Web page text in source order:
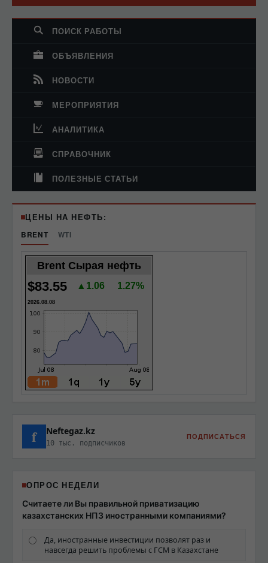
ПОИСК РАБОТЫ
ОБЪЯВЛЕНИЯ
НОВОСТИ
МЕРОПРИЯТИЯ
АНАЛИТИКА
СПРАВОЧНИК
ПОЛЕЗНЫЕ СТАТЬИ
ЦЕНЫ НА НЕФТЬ:
BRENT
WTI
Brent Сырая нефть
$83.55 ▲1.06 1.27%
2026.08.08
f Neftegaz.kz
10 тыс. подписчиков
ПОДПИСАТЬСЯ
ОПРОС НЕДЕЛИ
Считаете ли Вы правильной приватизацию
казахстанских НПЗ иностранными компаниями?
Да, иностранные инвестиции позволят раз и
навсегда решить проблемы с ГСМ в Казахстане